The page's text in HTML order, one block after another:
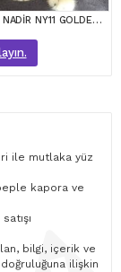
EN NADİR NY11 GOLDEN SCOTTİSH FOLD YAVRUMUZ
ile mutlaka yüz
kapora ve
bilgi, içerik ve
ilişkin